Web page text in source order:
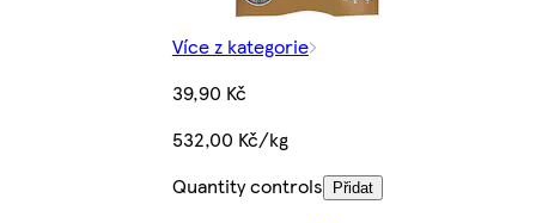
Více z kategorie
39,90 Kč
532,00 Kč/kg
Quantity controls
Přidat